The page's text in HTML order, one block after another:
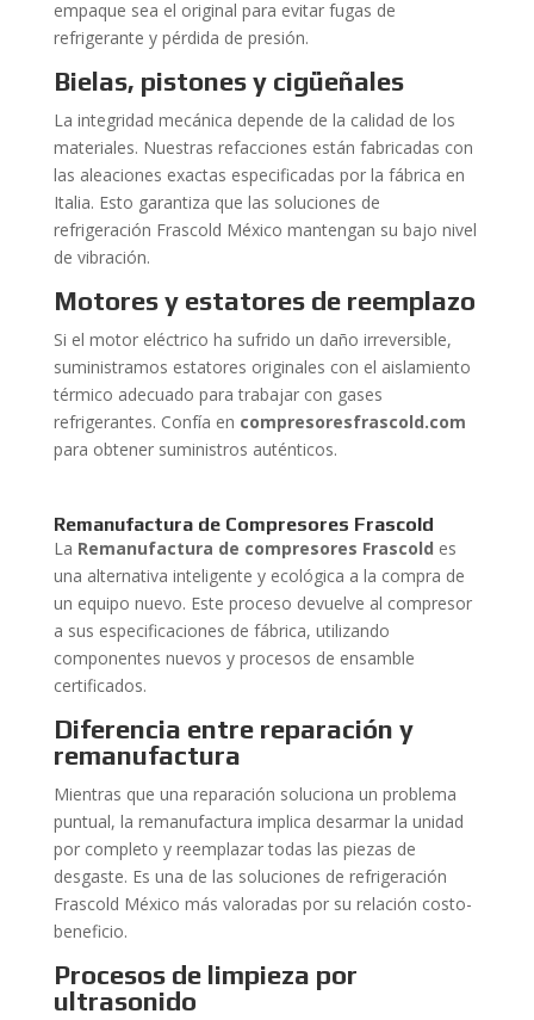
empaque sea el original para evitar fugas de
refrigerante y pérdida de presión.
Bielas, pistones y cigüeñales
La integridad mecánica depende de la calidad de los
materiales. Nuestras refacciones están fabricadas con
las aleaciones exactas especificadas por la fábrica en
Italia. Esto garantiza que las soluciones de
refrigeración Frascold México mantengan su bajo nivel
de vibración.
Motores y estatores de reemplazo
Si el motor eléctrico ha sufrido un daño irreversible,
suministramos estatores originales con el aislamiento
térmico adecuado para trabajar con gases
refrigerantes. Confía en compresoresfrascold.com
para obtener suministros auténticos.
Remanufactura de Compresores Frascold
La Remanufactura de compresores Frascold es
una alternativa inteligente y ecológica a la compra de
un equipo nuevo. Este proceso devuelve al compresor
a sus especificaciones de fábrica, utilizando
componentes nuevos y procesos de ensamble
certificados.
Diferencia entre reparación y
remanufactura
Mientras que una reparación soluciona un problema
puntual, la remanufactura implica desarmar la unidad
por completo y reemplazar todas las piezas de
desgaste. Es una de las soluciones de refrigeración
Frascold México más valoradas por su relación costo-
beneficio.
Procesos de limpieza por
ultrasonido